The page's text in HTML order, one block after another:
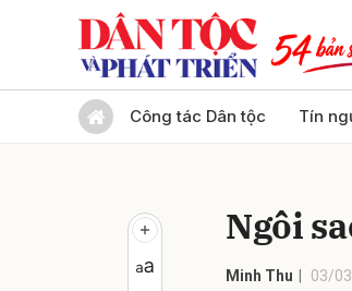
Công tác Dân tộc Tín
Ngôi
Minh Thu 03/